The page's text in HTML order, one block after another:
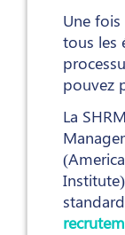
Une
tous les
pouvez
La